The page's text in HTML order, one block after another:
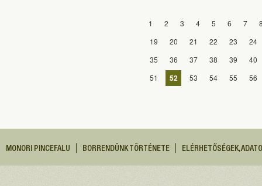
1 2 3 4 5 6 7
19
20 21 22 23
24
35
36 37 38 39
40
51
52 53 54 55 56
MONORI PINCEFALU BORRENDÜNK TÖRTÉNETE ELÉRHETŐSÉGEK,